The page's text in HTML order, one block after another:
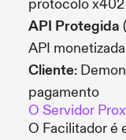
protocolo x402
API Protegida
API monetizada
Cliente:
pagamento
O Servidor
O Facilitador é